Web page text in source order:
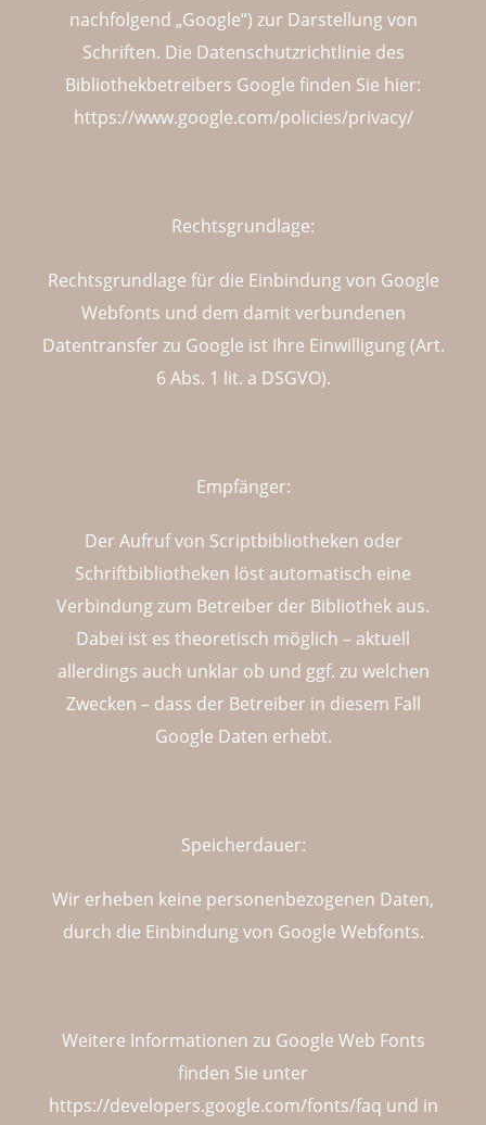
nachfolgend „Google“) zur Darstellung von
Schriften. Die Datenschutzrichtlinie des
Bibliothekbetreibers Google finden Sie hier:
https://www.google.com/policies/privacy/
Rechtsgrundlage:
Rechtsgrundlage für die Einbindung von Google
Webfonts und dem damit verbundenen
Datentransfer zu Google ist Ihre Einwilligung (Art.
6 Abs. 1 lit. a DSGVO).
Empfänger:
Der Aufruf von Scriptbibliotheken oder
Schriftbibliotheken löst automatisch eine
Verbindung zum Betreiber der Bibliothek aus.
Dabei ist es theoretisch möglich – aktuell
allerdings auch unklar ob und ggf. zu welchen
Zwecken – dass der Betreiber in diesem Fall
Google Daten erhebt.
Speicherdauer:
Wir erheben keine personenbezogenen Daten,
durch die Einbindung von Google Webfonts.
Weitere Informationen zu Google Web Fonts
finden Sie unter
https://developers.google.com/fonts/faq und in